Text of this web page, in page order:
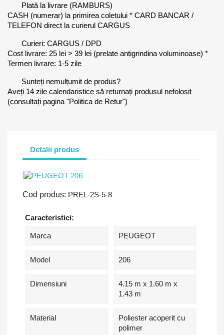
Plată la livrare (RAMBURS)
CASH (numerar) la primirea coletului * CARD BANCAR /
TELEFON direct la curierul CARGUS
Curieri: CARGUS / DPD
Cost livrare: 25 lei > 39 lei (prelate antigrindina voluminoase) *
Termen livrare: 1-5 zile
Sunteți nemulțumit de produs?
Aveți 14 zile calendaristice să returnați produsul nefolosit
(consultați pagina "Politica de Retur")
Detalii produs
Cod produs: PREL-2S-5-8
Caracteristici:
Marca PEUGEOT
Model 206
Dimensiuni
4.15 m x 1.60 m x
1.43 m
Material
Poliester acoperit cu
polimer